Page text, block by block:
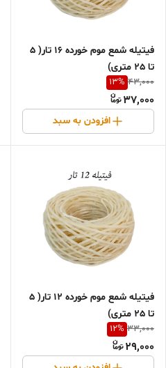
فیتیله شمع موم خورده 16 تار( 5
تا 25 متری)
43,000
13%
37,000
افزودن به سبد
فیتیله شمع موم خورده 12 تار( 5
تا 25 متری)
33,000
12%
29,000